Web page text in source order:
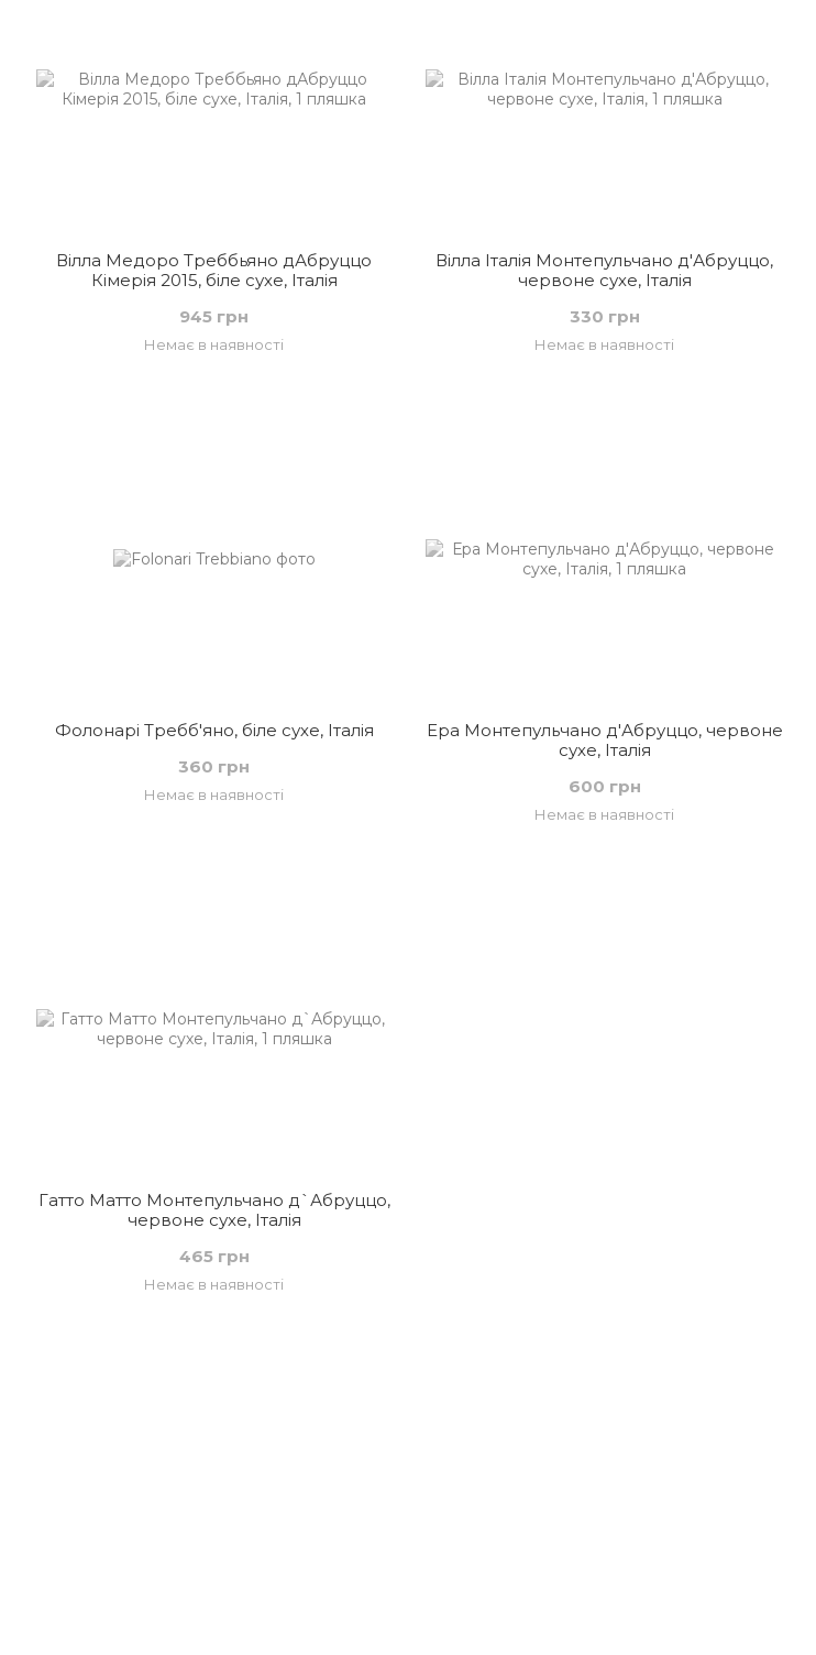
Вілла Медоро Треббьяно дАбруццо
Кімерія 2015, біле сухе, Італія
945 грн
Немає в наявності
Вілла Італія Монтепульчано д'Абруццо,
червоне сухе, Італія
330 грн
Немає в наявності
Фолонарі Требб'яно, біле сухе, Італія
360 грн
Немає в наявності
Ера Монтепульчано д'Абруццо, червоне
сухе, Італія
600 грн
Немає в наявності
Гатто Матто Монтепульчано д`Абруццо,
червоне сухе, Італія
465 грн
Немає в наявності